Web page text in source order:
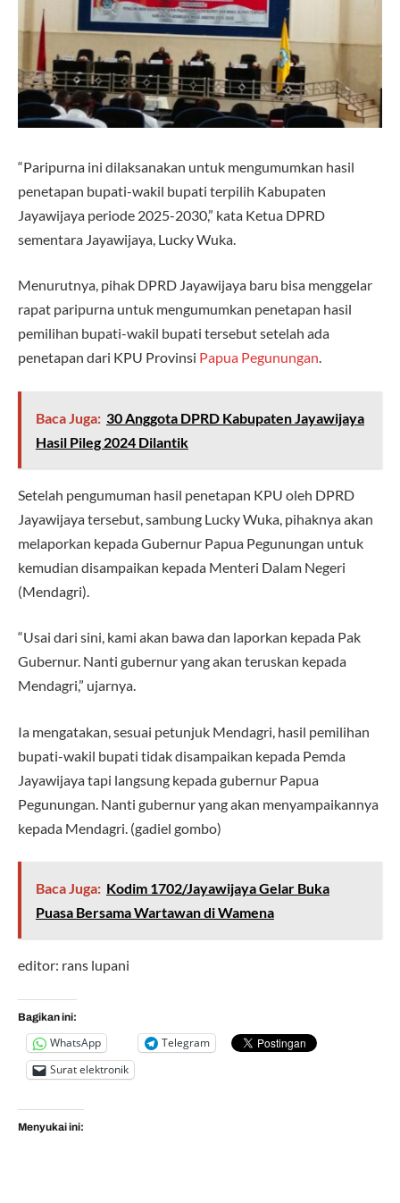
“Paripurna ini dilaksanakan untuk mengumumkan hasil
penetapan bupati-wakil bupati terpilih Kabupaten
Jayawijaya periode 2025-2030,” kata Ketua DPRD
sementara Jayawijaya, Lucky Wuka.
Menurutnya, pihak DPRD Jayawijaya baru bisa menggelar
rapat paripurna untuk mengumumkan penetapan hasil
pemilihan bupati-wakil bupati tersebut setelah ada
penetapan dari KPU Provinsi Papua Pegunungan.
Baca Juga: 30 Anggota DPRD Kabupaten Jayawijaya
Hasil Pileg 2024 Dilantik
Setelah pengumuman hasil penetapan KPU oleh DPRD
Jayawijaya tersebut, sambung Lucky Wuka, pihaknya akan
melaporkan kepada Gubernur Papua Pegunungan untuk
kemudian disampaikan kepada Menteri Dalam Negeri
(Mendagri).
“Usai dari sini, kami akan bawa dan laporkan kepada Pak
Gubernur. Nanti gubernur yang akan teruskan kepada
Mendagri,” ujarnya.
Ia mengatakan, sesuai petunjuk Mendagri, hasil pemilihan
bupati-wakil bupati tidak disampaikan kepada Pemda
Jayawijaya tapi langsung kepada gubernur Papua
Pegunungan. Nanti gubernur yang akan menyampaikannya
kepada Mendagri. (gadiel gombo)
Baca Juga: Kodim 1702/Jayawijaya Gelar Buka
Puasa Bersama Wartawan di Wamena
editor: rans lupani
Bagikan ini:
WhatsApp
Telegram
Surat elektronik
Menyukai ini: